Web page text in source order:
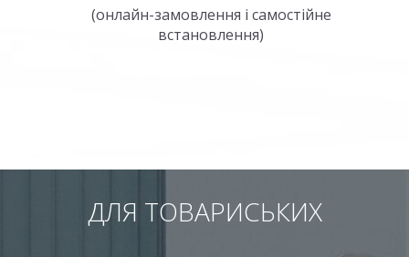
(онлайн-замовлення і самостійне
встановлення)
ДЛЯ ТОВАРИСЬКИХ